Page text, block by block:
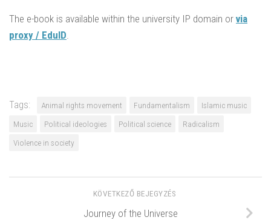
The e-book is available within the university IP domain or via
proxy / EduID
Tags: Animal rights movement Fundamentalism
Islamic music
Music
Political ideologies Political science
Radicalism
Violence in society
KÖVETKEZŐ BEJEGYZÉS
Journey of the Universe